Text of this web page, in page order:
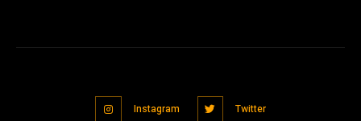
Instagram Twitter